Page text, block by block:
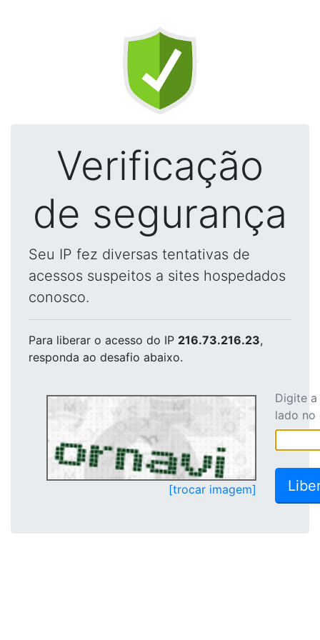
Verificação
de segurança
Seu IP fez diversas tentativas de
acessos suspeitos a sites hospedados
conosco.
Para liberar o acesso do IP 216.73.216.23,
responda ao desafio abaixo.
[trocar imagem]
Digite
lado no